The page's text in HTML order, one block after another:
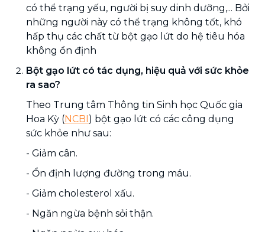
có thể trạng yếu, người bị suy dinh dưỡng,... Bởi
những người này có thể trạng không tốt, khó
hấp thụ các chất từ bột gạo lứt do hệ tiêu hóa
không ổn định
Bột gạo lứt có tác dụng, hiệu quả với sức khỏe
ra sao?
Theo Trung tâm Thông tin Sinh học Quốc gia
Hoa Kỳ (NCBI) bột gạo lứt có các công dụng
sức khỏe như sau:
- Giảm cân.
- Ổn định lượng đường trong máu.
- Giảm cholesterol xấu.
- Ngăn ngừa bệnh sỏi thận.